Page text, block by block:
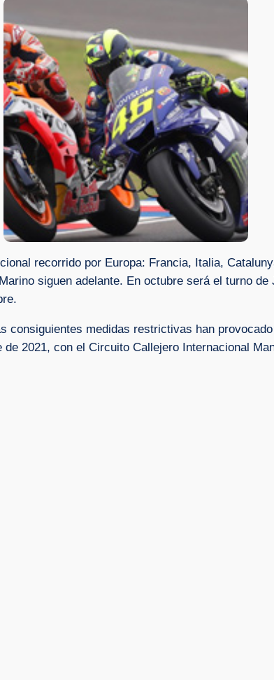
recorrido por Europa: Francia, Italia,
siguen adelante. En octubre será el turno
consiguientes medidas restrictivas han
2021, con el Circuito Callejero Internacional